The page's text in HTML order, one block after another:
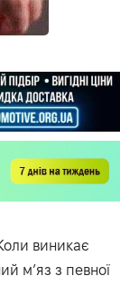
виникає
м’яз з певної